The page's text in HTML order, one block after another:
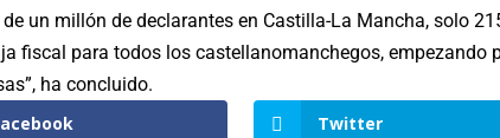
de un millón de declarantes en Castilla-La Mancha, solo
fiscal para todos los castellanomanchegos,
ha concluido.
Twitter